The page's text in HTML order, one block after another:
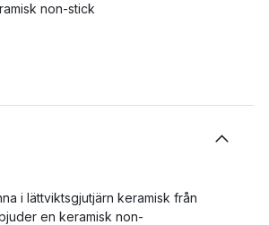
non-stick
i lättviktsgjutjärn keramisk från
en keramisk non-